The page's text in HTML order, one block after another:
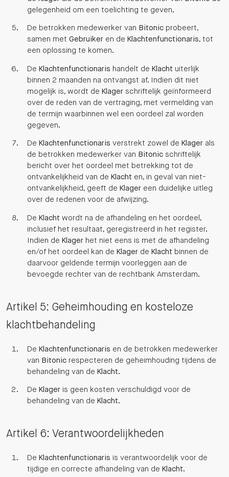
gelegenheid om een toelichting te geven.
De betrokken medewerker van Bitonicprobeert,
samen met Gebruikeren de Klachtenfunctionaris, tot
een oplossing te komen.
De Klachtenfunctionaris handelt de Klachtuiterlijk
binnen 2 maanden na ontvangst af. Indien dit niet
mogelijk is, wordt de Klagerschriftelijk geïnformeerd
over de reden van de vertraging, met vermelding van
de termijn waarbinnen wel een oordeel zal worden
gegeven.
De Klachtenfunctionaris verstrekt zowel de Klagerals
de betrokken medewerker van Bitonicschriftelijk
bericht over het oordeel met betrekking tot de
ontvankelijkheid van de Klachten, in geval van niet-
ontvankelijkheid, geeft de Klagereen duidelijke uitleg
over de redenen voor de afwijzing.
De Klachtwordt na de afhandeling en het oordeel,
inclusief het resultaat, geregistreerd in het register.
Indien de Klagerhet niet eens is met de afhandeling
en/of het oordeel kan de Klagerde Klachtbinnen de
daarvoor geldende termijn voorleggen aan de
bevoegde rechter van de rechtbank Amsterdam.
Artikel 5: Geheimhouding en kosteloze
klachtbehandeling
De Klachtenfunctionaris en de betrokken medewerker
van Bitonicrespecteren de geheimhouding tijdens de
behandeling van de Klacht.
De Klageris geen kosten verschuldigd voor de
behandeling van de Klacht.
Artikel 6: Verantwoordelijkheden
De Klachtenfunctionaris is verantwoordelijk voor de
tijdige en correcte afhandeling van de Klacht.